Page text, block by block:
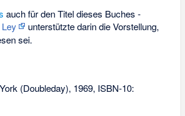
auch für den Titel dieses Buches -
Ley
unterstützte darin die Vorstellung,
sei.
(Doubleday), 1969, ISBN-10: